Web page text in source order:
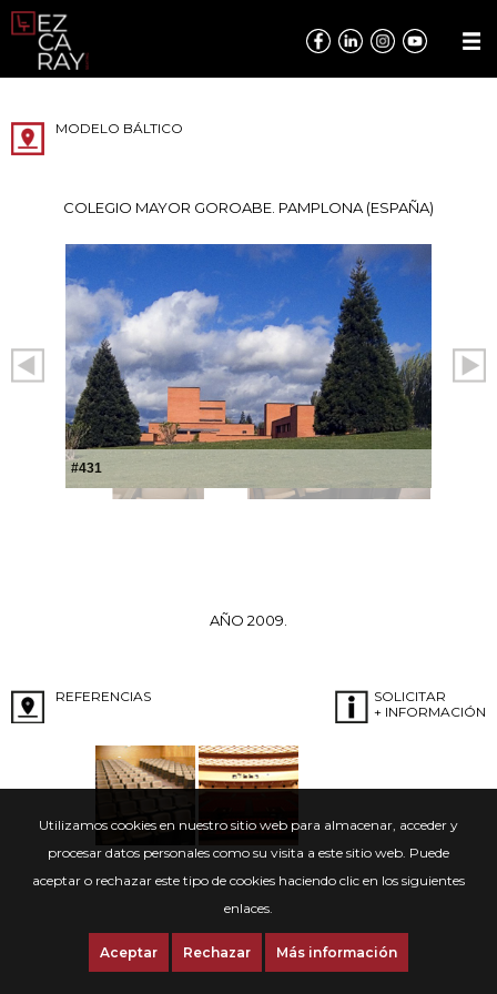
Utilizamos cookies en nuestro sitio web para almacenar, acceder y
procesar datos personales como su visita a este sitio web. Puede
aceptar o rechazar este tipo de cookies haciendo clic en los siguientes
enlaces.
Aceptar Rechazar Más información
MODELO BÁLTICO
COLEGIO MAYOR GOROABE. PAMPLONA (ESPAÑA)
#431
AÑO 2009.
REFERENCIAS
SOLICITAR
+ INFORMACIÓN